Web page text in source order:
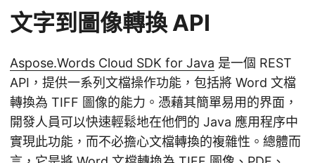
文字到圖像轉換 API
Aspose.Words Cloud SDK for Java 是一個 REST
API，提供一系列文檔操作功能，包括將 Word 文檔
轉換為 TIFF 圖像的能力。憑藉其簡單易用的界面，
開發人員可以快速輕鬆地在他們的 Java 應用程序中
實現此功能，而不必擔心文檔轉換的複雜性。總體而